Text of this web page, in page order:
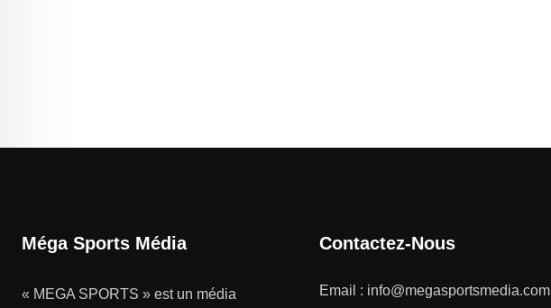
Méga Sports Média
« MEGA SPORTS » est un média
Contactez-Nous
Email : info@megasportsmedia.com